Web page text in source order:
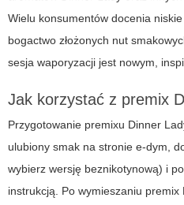
Wielu konsumentów docenia
bogactwo złożonych nut
sesja waporyzacji jest nowym,
Jak korzystać z premix
Przygotowanie premixu Dinner
ulubiony smak na stronie e-dym,
wybierz wersję beznikotynową) i
instrukcją. Po wymieszaniu